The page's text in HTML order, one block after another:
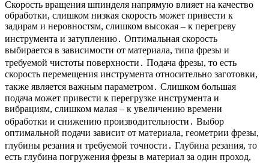
Скорость вращения шпинделя напрямую влияет на качество
обработки, слишком низкая скорость может привести к
задирам и неровностям, слишком высокая – к перегреву
инструмента и затуплению․ Оптимальная скорость
выбирается в зависимости от материала, типа фрезы и
требуемой чистоты поверхности․ Подача фрезы, то есть
скорость перемещения инструмента относительно заготовки,
также является важным параметром․ Слишком большая
подача может привести к перегрузке инструмента и
вибрациям, слишком малая – к увеличению времени
обработки и снижению производительности․ Выбор
оптимальной подачи зависит от материала, геометрии фрезы,
глубины резания и требуемой точности․ Глубина резания, то
есть глубина погружения фрезы в материал за один проход,